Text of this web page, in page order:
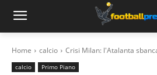
Home calcio Crisi Milan: l'Atalanta
calcio Primo Piano